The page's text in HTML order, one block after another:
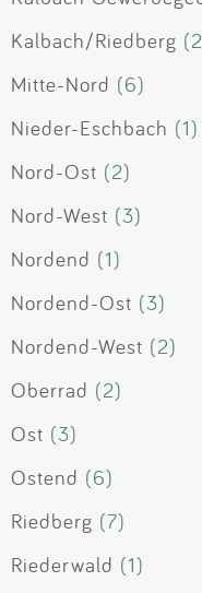
Kalbach/Riedberg
Mitte-Nord (6)
Nieder-Eschbach (1)
Nord-Ost (2)
Nord-West (3)
Nordend (1)
Nordend-Ost (3)
Nordend-West (2)
Oberrad (2)
Ost (3)
Ostend (6)
Riedberg (7)
Riederwald (1)